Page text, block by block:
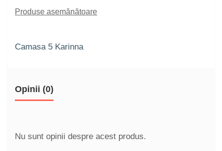
Produse asemănătoare
Camasa 5 Karinna
Opinii (0)
Nu sunt opinii despre acest produs.